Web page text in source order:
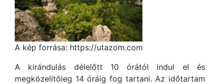
A kép forrása: https://utazom.com
A kirándulás délelőtt 10 órától indul el és
megközelítőleg 14 óráig fog tartani. Az időtartam